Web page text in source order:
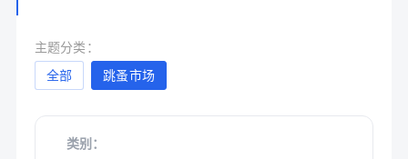
主题分类：
全部
跳蚤市场
类别：